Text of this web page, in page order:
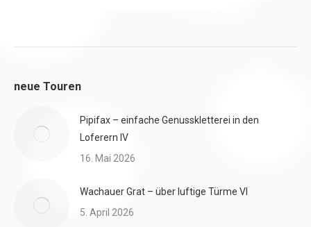
neue Touren
Pipifax – einfache Genusskletterei in den
Loferern IV
16. Mai 2026
Wachauer Grat – über luftige Türme VI
5. April 2026